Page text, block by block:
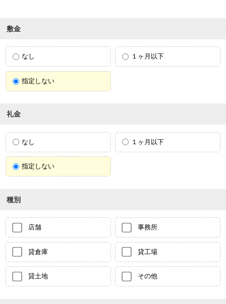
敷金
なし １ヶ月以下
指定しない
礼金
なし １ヶ月以下
指定しない
種別
店舗 事務所
貸倉庫 貸工場
貸土地 その他